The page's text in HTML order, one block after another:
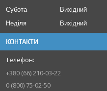
Субота
Вихідний
Неділя
Вихідний
КОНТАКТИ
+380 (66) 210-03-22
0 (800) 75-02-50